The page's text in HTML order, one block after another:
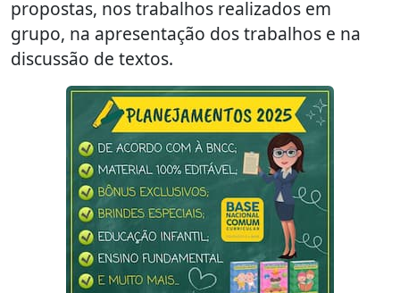
propostas, nos trabalhos realizados em
grupo, na apresentação dos trabalhos e na
discussão de textos.